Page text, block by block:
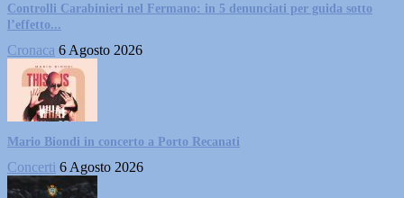
Controlli Carabinieri nel Fermano: in 5 denunciati per guida sotto
l’effetto...
Cronaca 6 Agosto 2026
Mario Biondi in concerto a Porto Recanati
Concerti 6 Agosto 2026